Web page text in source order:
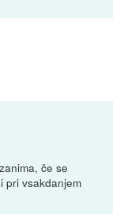
če se
pri vsakdanjem